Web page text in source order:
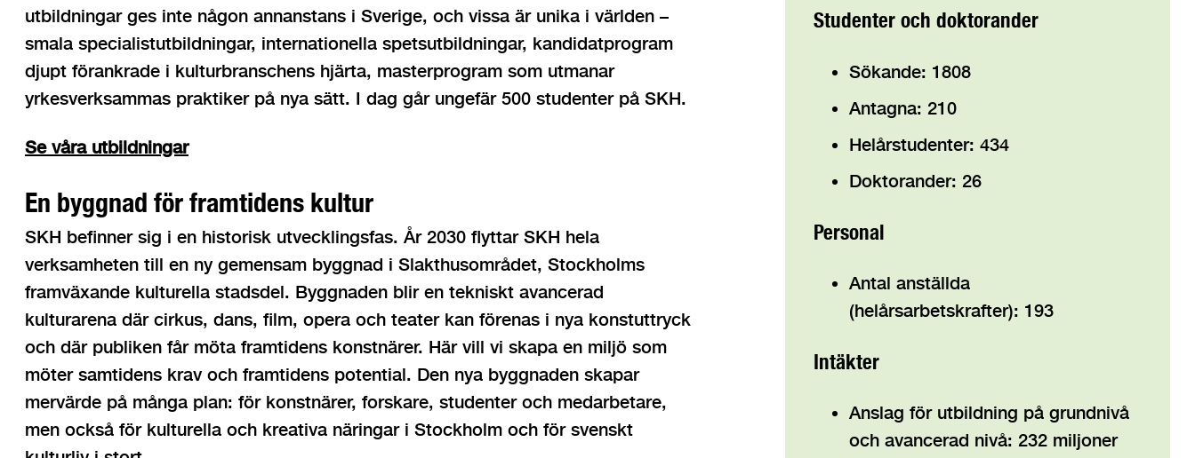
utbildningar ges inte någon annanstans i Sverige, och vissa är unika i världen –
smala specialistutbildningar, internationella spetsutbildningar, kandidatprogram
djupt förankrade i kulturbranschens hjärta, masterprogram som utmanar
yrkesverksammas praktiker på nya sätt. I dag går ungefär 500 studenter på SKH.
Se våra utbildningar
En byggnad för framtidens kultur
SKH befinner sig i en historisk utvecklingsfas. År 2030 flyttar SKH hela
verksamheten till en ny gemensam byggnad i Slakthusområdet, Stockholms
framväxande kulturella stadsdel. Byggnaden blir en tekniskt avancerad
kulturarena där cirkus, dans, film, opera och teater kan förenas i nya konstuttryck
och där publiken får möta framtidens konstnärer. Här vill vi skapa en miljö som
möter samtidens krav och framtidens potential. Den nya byggnaden skapar
mervärde på många plan: för konstnärer, forskare, studenter och medarbetare,
men också för kulturella och kreativa näringar i Stockholm och för svenskt
Studenter och doktorander
Sökande: 1808
Antagna: 210
Helårstudenter: 434
Doktorander: 26
Personal
Antal anställda
(helårsarbetskrafter): 193
Intäkter
Anslag för utbildning på grundnivå
och avancerad nivå: 232 miljoner